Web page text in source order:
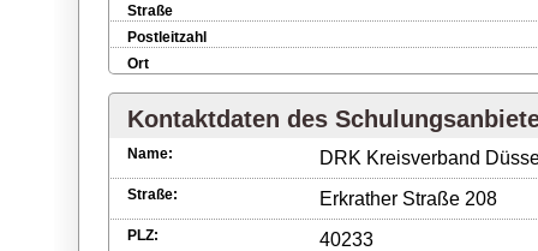
Straße
Postleitzahl
Ort
Kontaktdaten des
Name: DRK Kreisverband
Straße: Erkrather Straße 208
PLZ: 40233